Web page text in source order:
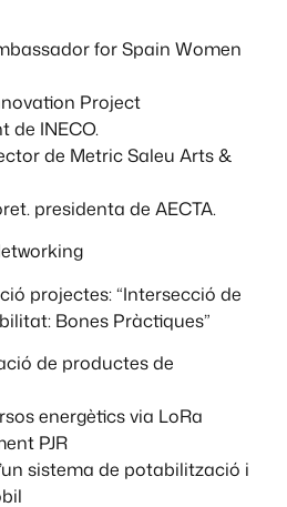
for Spain Women
Project
de INECO.
de Metric Saleu Arts &
presidenta de AECTA.
projectes: “Intersecció de
Bones Pràctiques”
de productes de
energètics via LoRa
PJR
sistema de potabilització i